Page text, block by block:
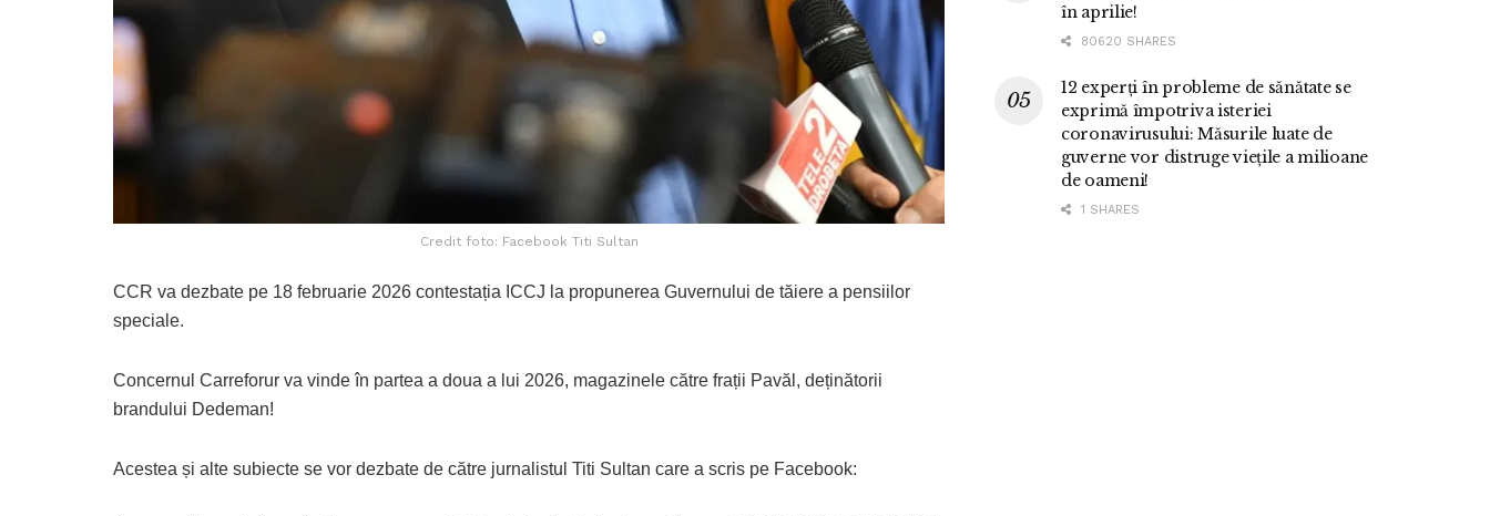
Credit foto: Facebook Titi Sultan
CCR va dezbate pe 18 februarie 2026 contestația ICCJ la propunerea Guvernului de tăiere a pensiilor
speciale.
Concernul Carreforur va vinde în partea a doua a lui 2026, magazinele către frații Pavăl, deținătorii
brandului Dedeman!
Acestea și alte subiecte se vor dezbate de către jurnalistul Titi Sultan care a scris pe Facebook:
în aprilie!
80620 SHARES
12 experți în probleme de sănătate se
exprimă împotriva isteriei
coronavirusului: Măsurile luate de
guverne vor distruge viețile a milioane
de oameni!
1 SHARES